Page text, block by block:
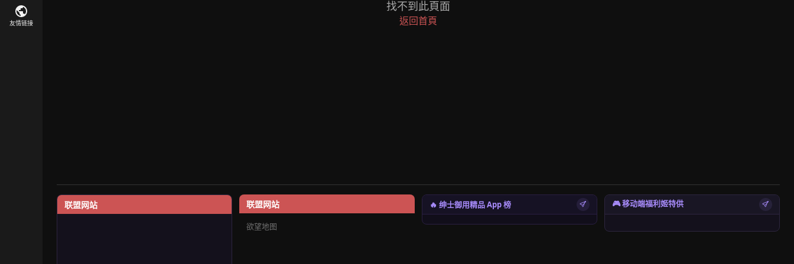
友情链接
找不到此頁面
返回首頁
联盟网站 联盟网站
欲望地图
🔥 绅士御用精品 App 榜 🎮 移动端福利姬特供